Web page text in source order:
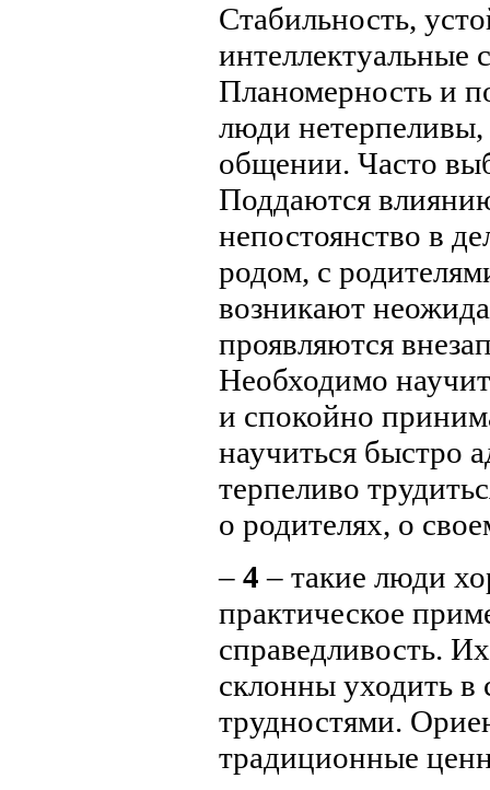
Стабильность,
интеллектуальные
Планомерность и
люди
общении. Часто
Поддаются
непостоянство в
родом, с
возникают
проявляются
Необходимо
и спокойно
научиться быстро
терпеливо
о родителях, о
– 4 – такие люди
практическое
справедливость.
склонны уходить в
трудностями.
традиционные